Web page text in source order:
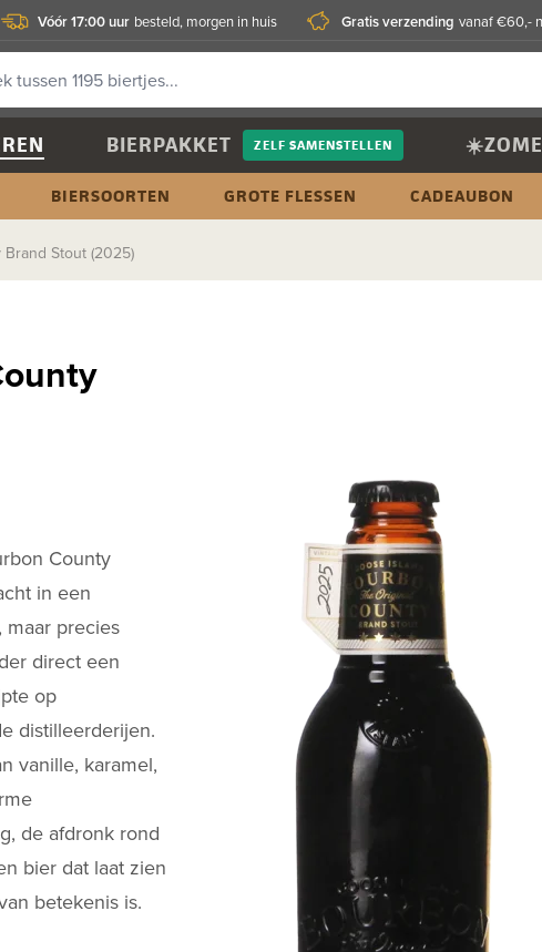
Vóór 17:00 uur besteld, morgen in huis Gratis verzending vanaf €60,-
BIERPAKKET ZELF SAMENSTELLEN
BIERSOORTEN GROTE FLESSEN CADEAUBON
Stout (2025)
County
in een
precies
direct een
op
distilleerderijen.
vanille, karamel,
de afdronk rond
bier dat laat zien
betekenis is.